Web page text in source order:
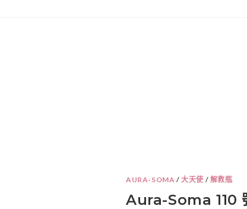
AURA-SOMA /大天使 / 解救瓶
Aura-Soma 110